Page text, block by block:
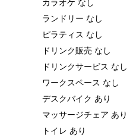
ランドリー なし
ピラティス なし
ドリンク販売 なし
ドリンクサービス なし
ワークスペース なし
デスクバイク あり
マッサージチェア あり
トイレ あり